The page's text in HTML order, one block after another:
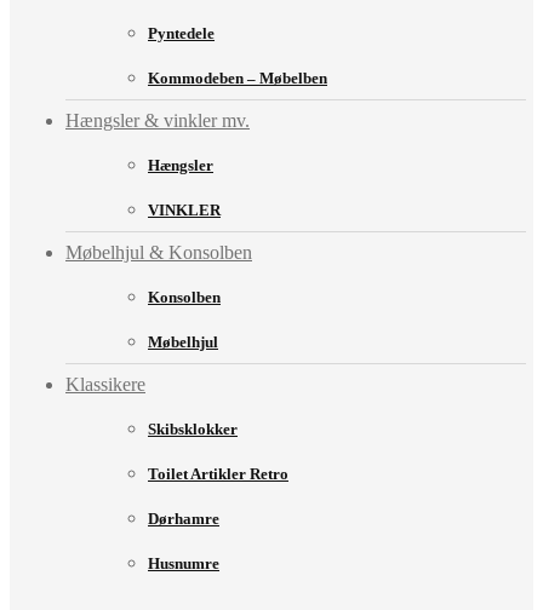
Pyntedele
Kommodeben – Møbelben
Hængsler & vinkler mv.
Hængsler
VINKLER
Møbelhjul & Konsolben
Konsolben
Møbelhjul
Klassikere
Skibsklokker
Toilet Artikler Retro
Dørhamre
Husnumre